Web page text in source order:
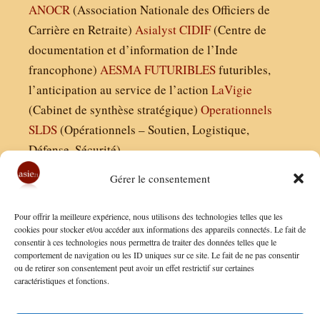
Gérer le consentement
Pour offrir la meilleure expérience, nous utilisons des technologies telles que les
cookies pour stocker et/ou accéder aux informations des appareils connectés. Le fait de
consentir à ces technologies nous permettra de traiter des données telles que le
comportement de navigation ou les ID uniques sur ce site. Le fait de ne pas consentir
ou de retirer son consentement peut avoir un effet restrictif sur certaines
caractéristiques et fonctions.
ANOCR(Association Nationale des Officiers de
Carrière en Retraite) AsialystCIDIF(Centre de
documentation et d’information de l’Inde
francophone) AESMAFUTURIBLESfuturibles,
l’anticipation au service de l’action LaVigie
(Cabinet de synthèse stratégique) Operationnels
SLDS(Opérationnels – Soutien, Logistique,
Défense, Sécurité)
Finaldées EURL
Siège social : 13 avenue Boudon, 75016, Paris
Nous contacter